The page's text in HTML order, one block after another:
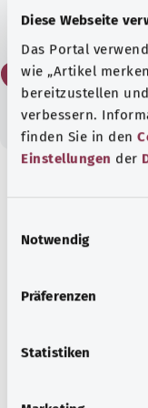
Diese Webseite
Das Portal
wie „Artikel
bereitzustellen
verbessern.
finden Sie in den
Einstellungen der
Notwendig
Präferenzen
Statistiken
Gut informiert